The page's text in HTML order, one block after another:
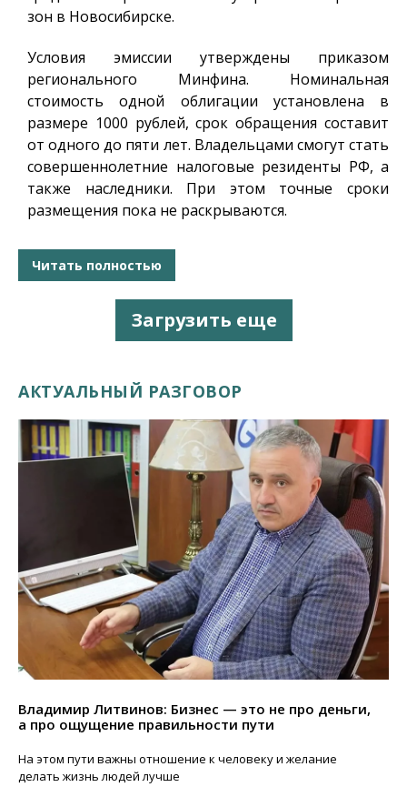
зон в Новосибирске.
Условия эмиссии утверждены приказом
регионального Минфина. Номинальная
стоимость одной облигации установлена в
размере 1000 рублей, срок обращения составит
от одного до пяти лет. Владельцами смогут стать
совершеннолетние налоговые резиденты РФ, а
также наследники. При этом точные сроки
размещения пока не раскрываются.
Читать полностью
Загрузить еще
АКТУАЛЬНЫЙ РАЗГОВОР
Владимир Литвинов: Бизнес — это не про деньги,
а про ощущение правильности пути
На этом пути важны отношение к человеку и желание
делать жизнь людей лучше